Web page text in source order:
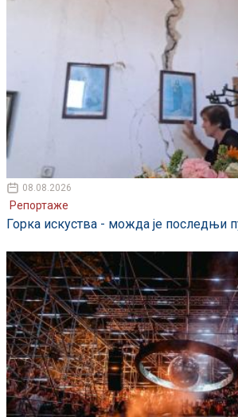
08.08.2026
Репортаже
Горка искуства - можда је последњи